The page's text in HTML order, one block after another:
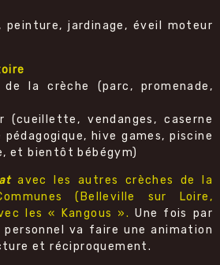
peinture, jardinage, éveil moteur
la crèche (parc, promenade,
(cueillette, vendanges, caserne
hive games, piscine
et bientôt bébégym)
avec les autres crèches de la
(Belleville sur Loire,
les « Kangous ». Une fois par
personnel va faire une animation
et réciproquement.